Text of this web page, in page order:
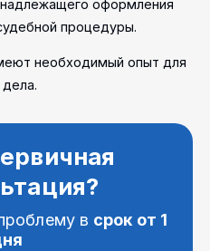
оформления
процедуры.
необходимый опыт для
в срок от 1